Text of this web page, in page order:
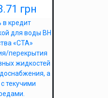
грн
в кредит
для воды ВН
«СТА»
перекрытия
жидкостей
а
текучими